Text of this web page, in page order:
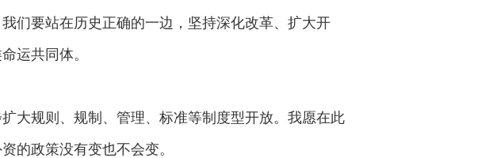
们要站在历史正确的一边，坚持深化改革、扩大开
运共同体。
大规则、规制、管理、标准等制度型开放。我愿在此
的政策没有变也不会变。